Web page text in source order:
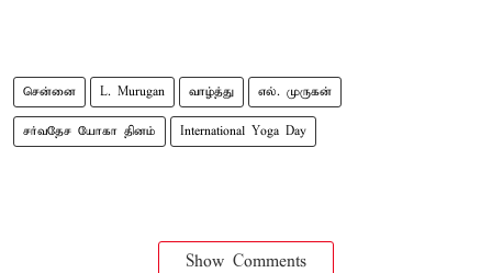
சென்னை L. Murugan வாழ்த்து எல். முருகன்
சர்வதேச யோகா தினம் International Yoga Day
Show Comments